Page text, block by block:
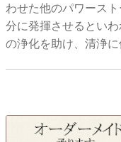
わせた他のパワース
分に発揮させるとい
の浄化を助け、清浄に